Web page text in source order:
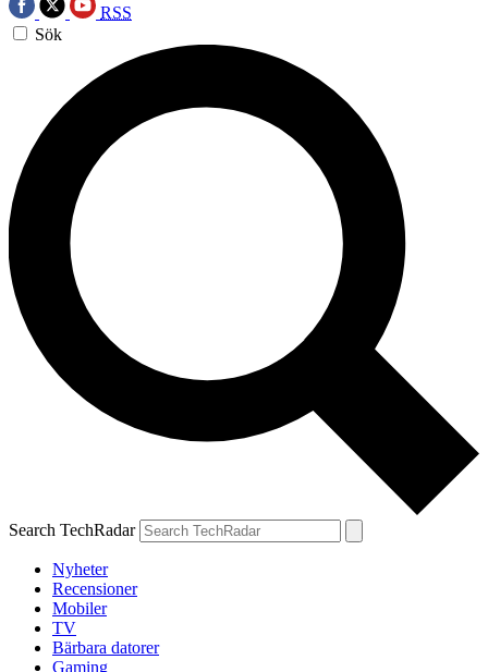
RSS
Sök
Search TechRadar
Nyheter
Recensioner
Mobiler
TV
Bärbara datorer
Gaming